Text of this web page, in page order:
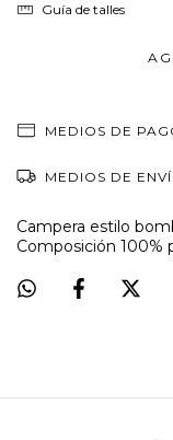
Guía de talles
MEDIOS DE
MEDIOS DE
Campera estilo
Composición 100%